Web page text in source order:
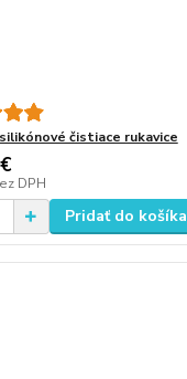
čistiace rukavice
DPH
Pridať do košíka